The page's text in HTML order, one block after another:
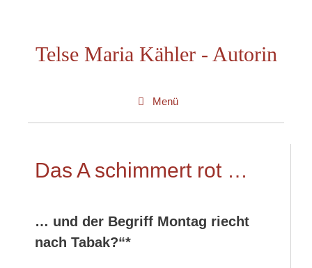
springenTelse Maria Kähler - Autorin
Menü
Das A schimmert rot …
… und der Begriff Montag riecht
nach Tabak?“*